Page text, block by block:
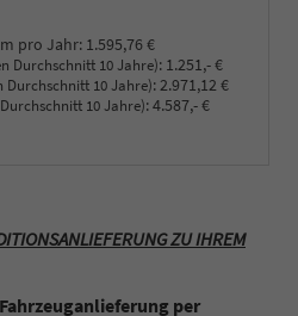
pro Jahr: 1.595,76 €
Durchschnitt 10 Jahre): 1.251,- €
Durchschnitt 10 Jahre):2.971,12 €
10 Jahre):4.587,- €
ZU IHREM
per